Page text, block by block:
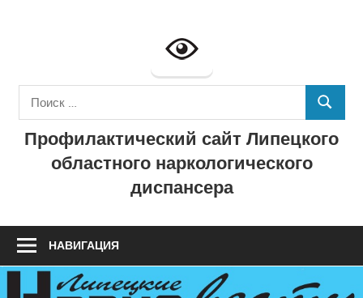
сайт
ГУЗ
"Липецкий
областной
ПОИСК
Профилактический сайт Липецкого
областного наркологического
диспансера
НАВИГАЦИЯ